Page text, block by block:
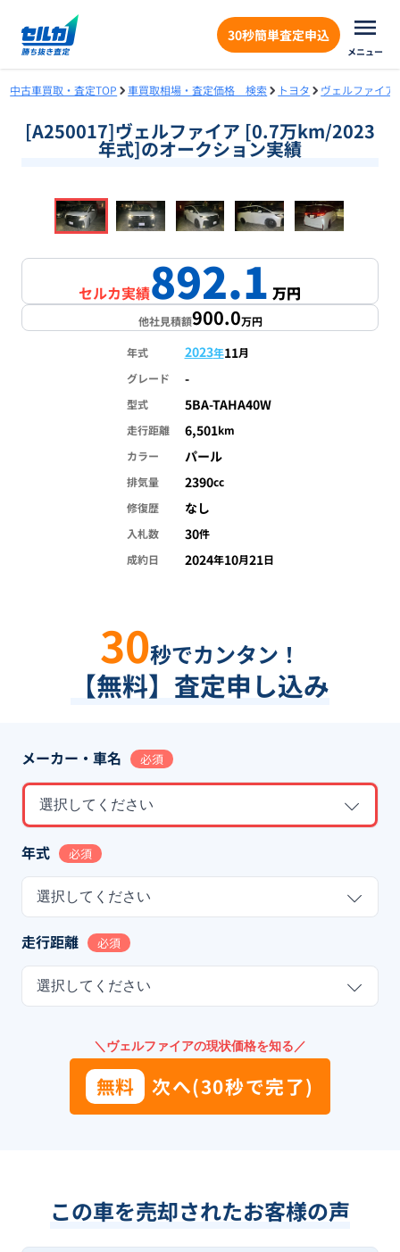
30秒簡単査定申込
メニュー
中古車買取・査定TOP 車買取相場・査定価格 検索 トヨタ ヴェルファイア
[A250017]ヴェルファイア [0.7万km/2023
年式]のオークション実績
1/18
セルカ実績892.1万円
他社見積額900.0万円
年式 2023年11月
グレード
-
型式 5BA-TAHA40W
走行距離 6,501km
カラー
パール
排気量 2390cc
修復歴
なし
入札数 30件
成約日
2024年10月21日
30秒でカンタン！
【無料】査定申し込み
メーカー・車名 必須
選択してください
年式 必須
選択してください
走行距離 必須
選択してください
＼ヴェルファイアの現状価格を知る／
無料 次へ(30秒で完了)
この車を売却されたお客様の声